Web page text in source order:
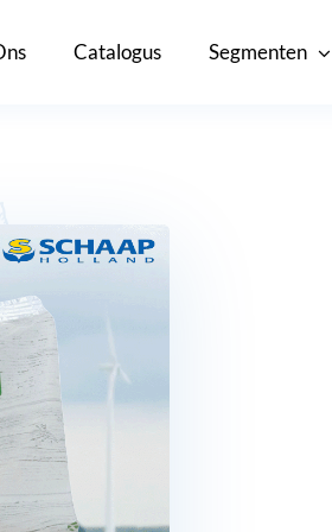
Catalogus Segmenten